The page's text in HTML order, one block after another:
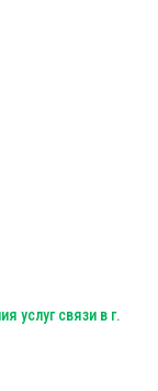
услуг связи в г.